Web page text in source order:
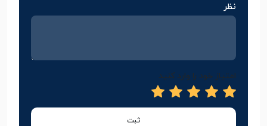
نظر
امتیاز خود را وارد کنید
ثبت